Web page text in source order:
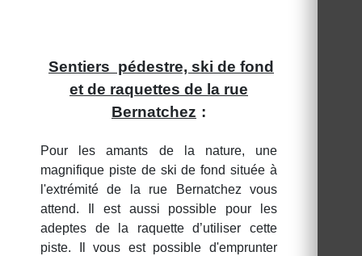
Sentiers pédestre, ski de fond
et de raquettes de la rue
Bernatchez :
Pour les amants de la nature, une
magnifique piste de ski de fond située à
l'extrémité de la rue Bernatchez vous
attend. Il est aussi possible pour les
adeptes de la raquette d’utiliser cette
piste. Il vous est possible d'emprunter